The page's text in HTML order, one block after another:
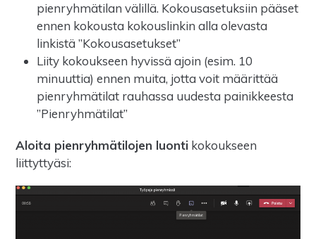
pienryhmätilan välillä. Kokousasetuksiin pääset
ennen kokousta kokouslinkin alla olevasta
linkistä ”Kokousasetukset”
Liity kokoukseen hyvissä ajoin (esim. 10
minuuttia) ennen muita, jotta voit määrittää
pienryhmätilat rauhassa uudesta painikkeesta
”Pienryhmätilat”
Aloita pienryhmätilojen luonti kokoukseen
liittyttyäsi: